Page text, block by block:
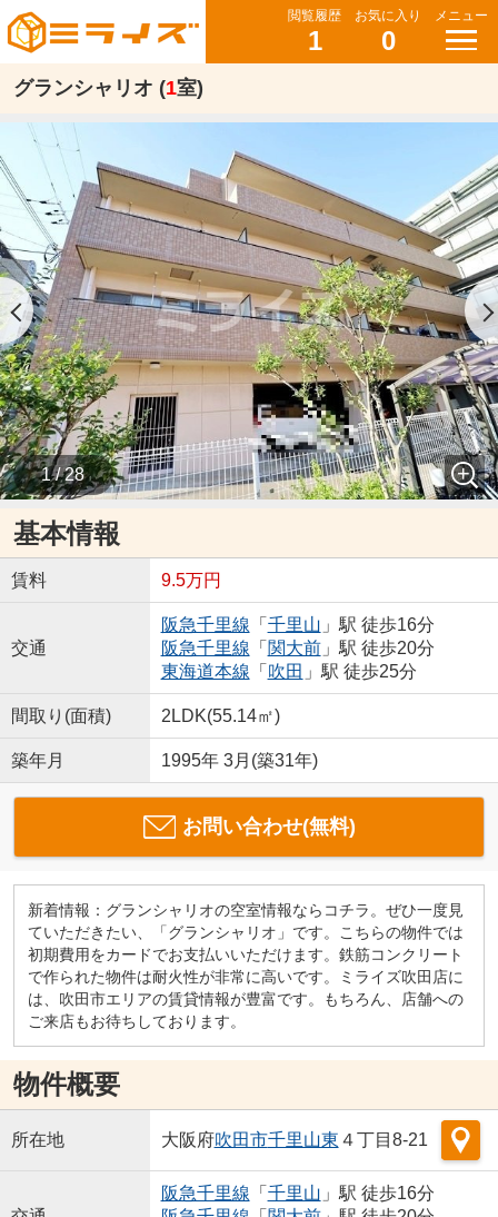
閲覧履歴
1
お気に入り
0
メニュー
グランシャリオ (1室)
1 / 28
基本情報
賃料 9.5万円
交通
阪急千里線 「 千里山 」駅 徒歩16分
阪急千里線 「 関大前」駅 徒歩20分
東海道本線 「 吹田 」駅 徒歩25分
間取り(面積) 2LDK(55.14㎡)
築年月 1995年 3月(築31年)
お問い合わせ(無料)
新着情報：グランシャリオの空室情報ならコチラ。ぜひ一度見
ていただきたい、「グランシャリオ」です。こちらの物件では
初期費用をカードでお支払いいただけます。鉄筋コンクリート
で作られた物件は耐火性が非常に高いです。ミライズ吹田店に
は、吹田市エリアの賃貸情報が豊富です。もちろん、店舗への
ご来店もお待ちしております。
物件概要
所在地 大阪府吹田市千里山東 ４丁目8-21
阪急千里線 「 千里山 」駅 徒歩16分